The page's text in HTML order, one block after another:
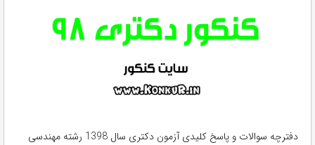
دفترچه سوالات و پاسخ کلیدی آزمون دکتری سال 1398 رشته مهندسی